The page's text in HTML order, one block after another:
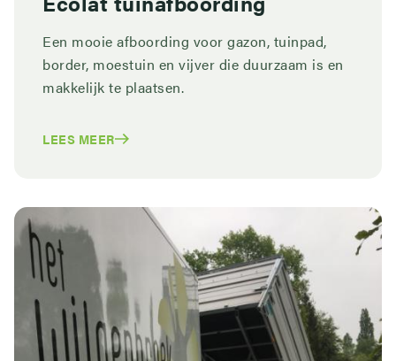
Een mooie afboording voor gazon, tuinpad,
border, moestuin en vijver die duurzaam is en
makkelijk te plaatsen.
LEES MEER